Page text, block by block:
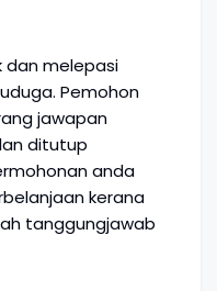
dan melepasi
Pemohon
jawapan
ditutup
anda
kerana
tanggungjawab